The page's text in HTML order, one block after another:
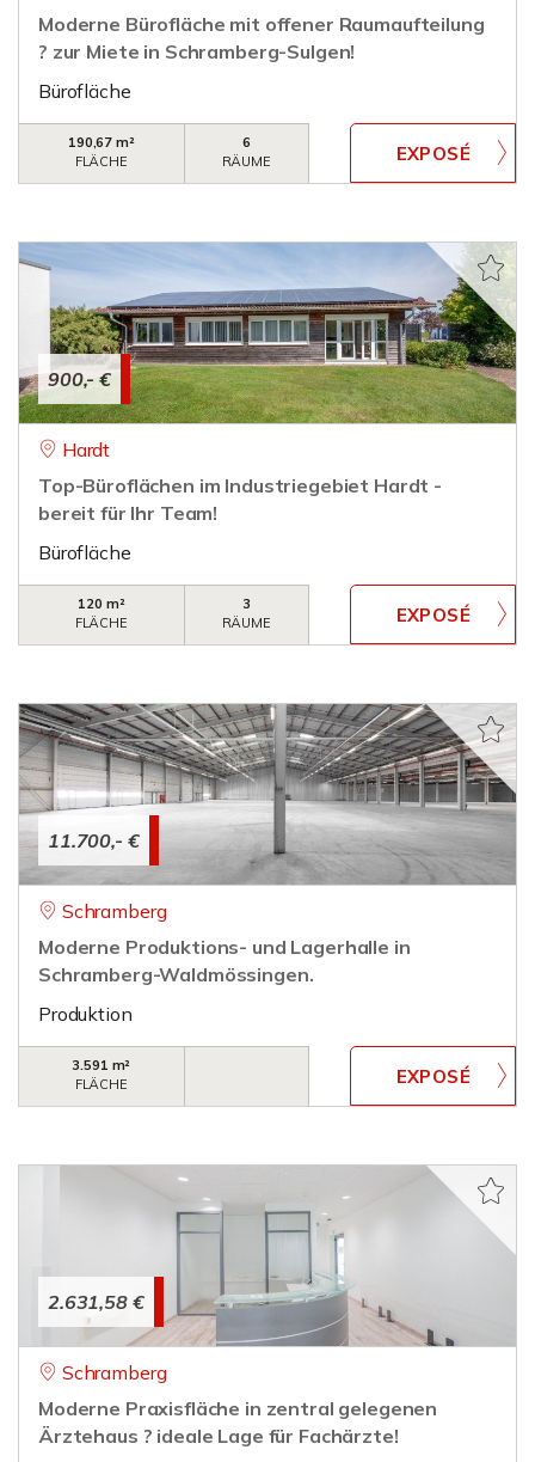
Moderne Bürofläche mit offener Raumaufteilung
? zur Miete in Schramberg-Sulgen!
Bürofläche
190,67 m²
FLÄCHE
6
RÄUME
900,- €
Hardt
Top-Büroflächen im Industriegebiet Hardt -
bereit für Ihr Team!
Bürofläche
120 m²
FLÄCHE
3
RÄUME
11.700,- €
Schramberg
Moderne Produktions- und Lagerhalle in
Schramberg-Waldmössingen.
Produktion
3.591 m²
FLÄCHE
2.631,58 €
Schramberg
Moderne Praxisfläche in zentral gelegenen
Ärztehaus ? ideale Lage für Fachärzte!